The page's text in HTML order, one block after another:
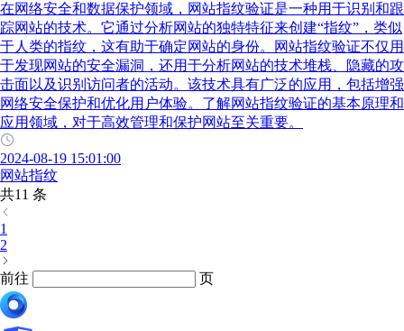
在网络安全和数据保护领域，网站指纹验证是一种用于识别和跟
踪网站的技术。它通过分析网站的独特特征来创建“指纹”，类似
于人类的指纹，这有助于确定网站的身份。网站指纹验证不仅用
于发现网站的安全漏洞，还用于分析网站的技术堆栈、隐藏的攻
击面以及识别访问者的活动。该技术具有广泛的应用，包括增强
网络安全保护和优化用户体验。了解网站指纹验证的基本原理和
应用领域，对于高效管理和保护网站至关重要。
2024-08-19 15:01:00
网站指纹
共11 条
1
2
前往 页